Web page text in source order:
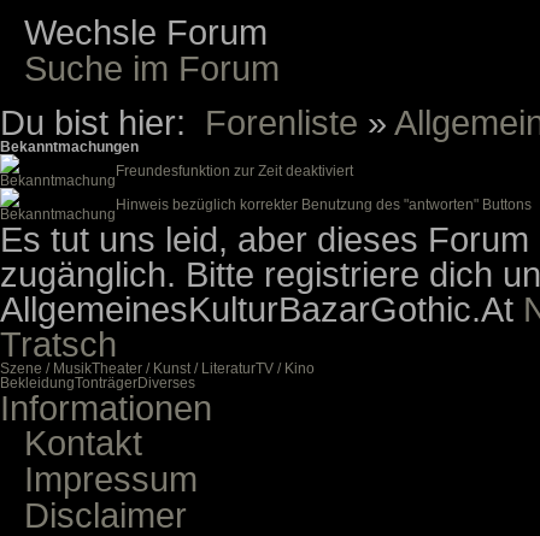
Wechsle Forum
Suche im Forum
Du bist hier: Forenliste »
Bekanntmachungen
Freundesfunktion zur Zeit deaktiviert
Hinweis bezüglich korrekter Benutzung des "antworten" Buttons
Es tut uns leid, aber dieses
zugänglich. Bitte registriere dich
AllgemeinesKulturBazarGothic.At
Tratsch
Szene / MusikTheater / Kunst / LiteraturTV / Kino
BekleidungTonträgerDiverses
Informationen
Kontakt
Impressum
Disclaimer